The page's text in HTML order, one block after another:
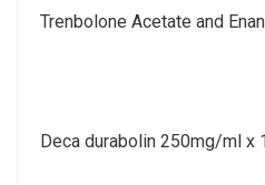
Trenbolone Acetate and
Deca durabolin 250mg/ml x